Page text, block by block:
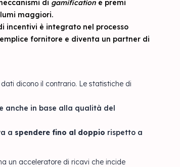
di gamification e premi
maggiori.
incentivi è integrato nel processo
fornitore e diventa un partner di
dicono il contrario. Le statistiche di
anche in base alla qualità del
a spendere fino al doppio rispetto a
un acceleratore di ricavi che incide